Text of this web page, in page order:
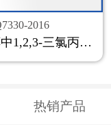
2016
甲醇中1,2,3-三氯丙烷溶液标准物质
热销产品